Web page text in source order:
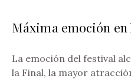
Máxima emoción en
La emoción del festival
la Final, la mayor